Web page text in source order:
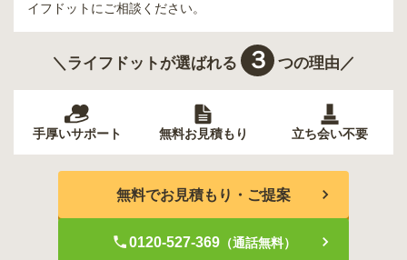
イフドットにご相談ください。
＼ライフドットが選ばれる ３ つの理由／
手厚いサポート 無料お見積もり 立ち会い不要
無料でお見積もり・ご提案
0120-527-369（通話無料）